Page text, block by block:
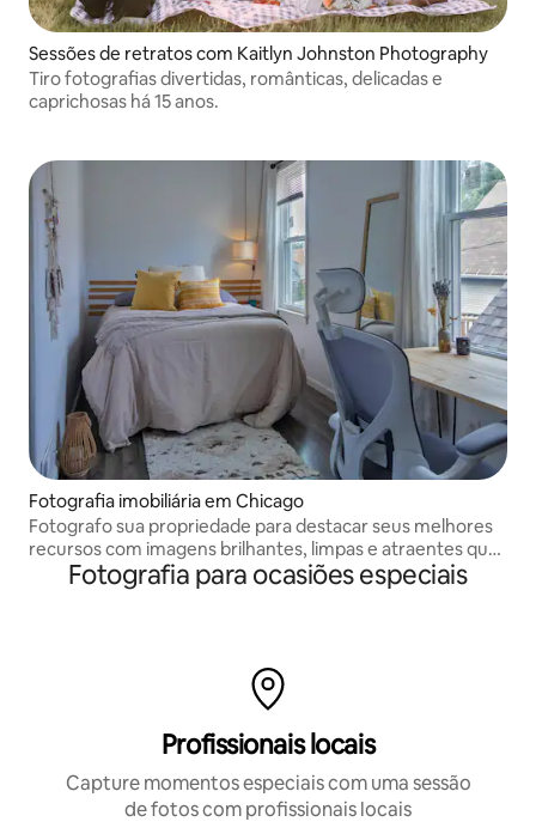
Sessões de retratos com Kaitlyn Johnston Photography
Tiro fotografias divertidas, românticas, delicadas e
caprichosas há 15 anos.
Fotografia imobiliária em Chicago
Fotografo sua propriedade para destacar seus melhores
recursos com imagens brilhantes, limpas e atraentes que
ajudam seu anúncio a se destacar e atrair mais reservas
Fotografia para ocasiões especiais
Profissionais locais
Capture momentos especiais com uma sessão
de fotos com profissionais locais